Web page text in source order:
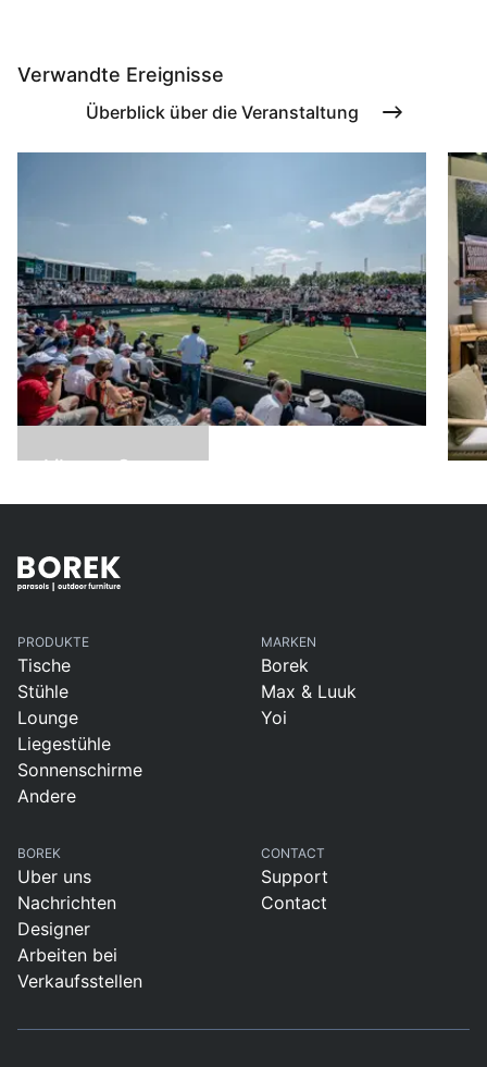
Verwandte Ereignisse
Überblick über die Veranstaltung
Libema Open
PRODUKTE
Tische
Stühle
Lounge
Liegestühle
Sonnenschirme
Andere
MARKEN
Borek
Max & Luuk
Yoi
BOREK
Uber uns
Nachrichten
Designer
Arbeiten bei
Verkaufsstellen
CONTACT
Support
Contact